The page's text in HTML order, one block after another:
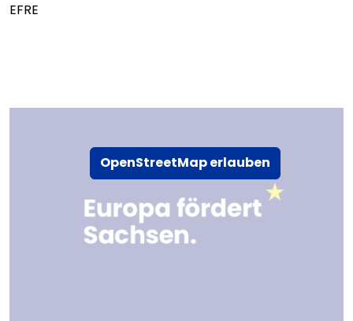
OpenStreetMap erlauben
EFRE